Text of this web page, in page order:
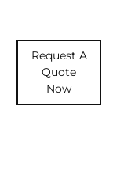
Request A
Quote
Now